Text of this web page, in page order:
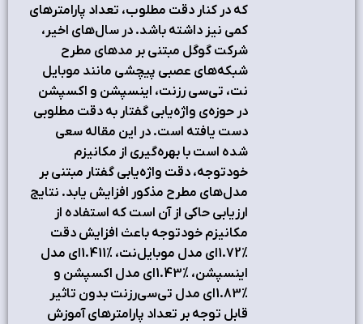
که در كنار دقت مطلوب، تعداد پارامتر‌های
كمی نیز داشته باشد. در سال‌های اخیر،
شرکت گوگل مبتنی بر مد‌های مطرح
شبکه‌های عصبی پیچشی مانند موبایل
نت، تی‌سی رزنت، اینسپشن و اکسپشن
در حوزه‌ی واژه‌یابی گفتار به دقت مطلوبی
دست یافته است. در این مقاله سعی
شده است با بهره‌گیری از مکانیزم
خودتوجه، دقت واژه‌یابی گفتار مبتنی بر
مدل‌های مطرح مذکور افزایش یابد. نتایج
ارزیابی حاکی از آن است که استفاده از
مکانیزم خودتوجه باعث افزایش دقت
%1.72ای مدل موبایل‌نت، %1.411ای مدل
اینسپشن، %1.43ای مدل اكسپشن و
%1.83ای مدل تی‌سی‌رزنت بدون تاثیر
قابل توجه بر تعداد پارامترهای آموزش